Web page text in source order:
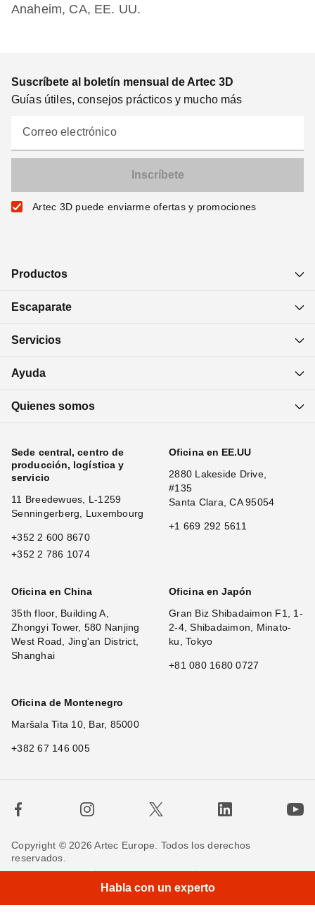
Anaheim, CA, EE. UU.
Suscríbete al boletín mensual de Artec 3D
Guías útiles, consejos prácticos y mucho más
Correo electrónico
Artec 3D puede enviarme ofertas y promociones
Productos
Escaparate
Servicios
Ayuda
Quienes somos
Sede central, centro de
producción, logística y
servicio
11 Breedewues, L-1259
Senningerberg, Luxembourg
+352 2 600 8670
+352 2 786 1074
Oficina en EE.UU
2880 Lakeside Drive,
#135
Santa Clara, CA 95054
+1 669 292 5611
Oficina en China
35th floor, Building A,
Zhongyi Tower, 580 Nanjing
West Road, Jing'an District,
Shanghai
Oficina en Japón
Gran Biz Shibadaimon F1, 1-
2-4, Shibadaimon, Minato-
ku, Tokyo
+81 080 1680 0727
Oficina de Montenegro
Maršala Tita 10, Bar, 85000
+382 67 146 005
Copyright © 2026 Artec Europe. Todos los derechos
reservados.
Política de privacidad
Política de cookies
Habla con un experto